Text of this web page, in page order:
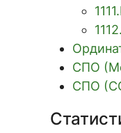
СПО
СПО